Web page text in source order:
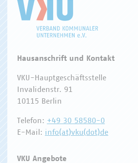
Hausanschrift und Kontakt
VKU-Hauptgeschäftsstelle
Invalidenstr. 91
10115 Berlin
Telefon: +49 30 58580-0
E-Mail: info(at)vku(dot)de
VKU Angebote